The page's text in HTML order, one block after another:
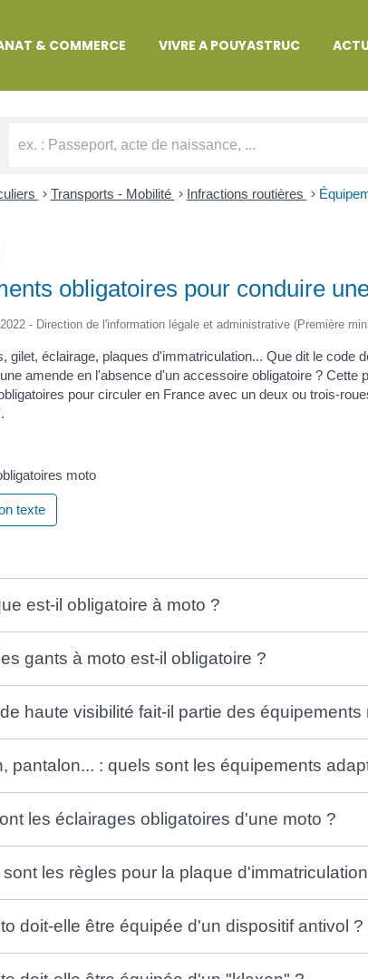
& COMMERCE VIVRE A POUYASTRUC
ADMINISTRATIVES
> Transports - Mobilité > Infractions routières >
obligatoires pour conduire
- Direction de l'information légale et administrative (Première
gilet, éclairage, plaques d'immatriculation... Que dit le code
amende en l'absence d'un accessoire obligatoire ? Cette
pour circuler en France avec un deux ou trois-
moto
texte
est-il obligatoire à moto ?
gants à moto est-il obligatoire ?
haute visibilité fait-il partie des
pantalon... : quels sont les équipements
les éclairages obligatoires d'une moto ?
les règles pour la plaque
doit-elle être équipée d'un dispositif antivol ?